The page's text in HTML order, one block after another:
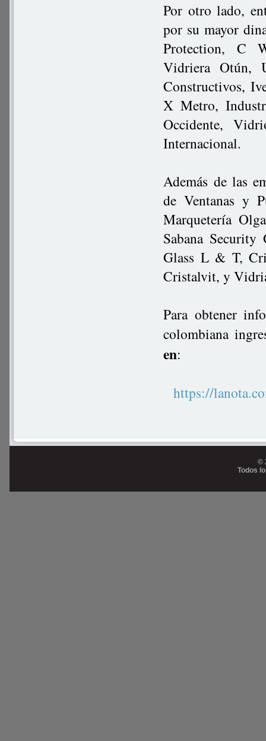
Por otro lado,
por su mayor
Protection, C
Vidriera Otún,
Constructivos,
X Metro,
Occidente,
Internacional.
Además de las
de Ventanas y
Marquetería
Sabana
Glass L & T,
Cristalvit, y
Para obtener
colombiana
en:
https://
©
Todos